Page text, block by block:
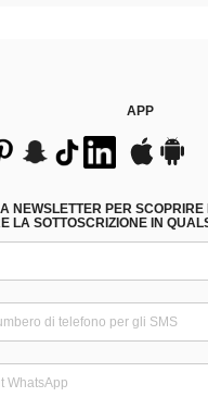
APP
NEWSLETTER PER
LA SOTTOSCRIZIONE IN